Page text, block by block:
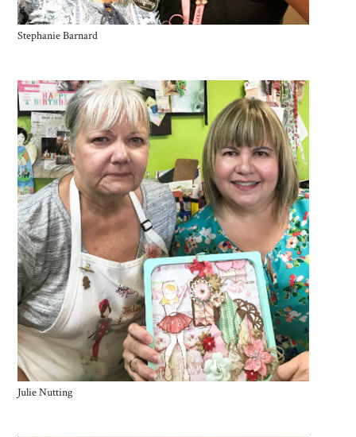
Stephanie Barnard
Julie Nutting